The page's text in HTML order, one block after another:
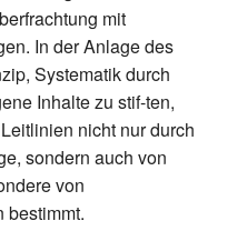
mit
In der Anlage des
Systematik durch
Inhalte zu stif-ten,
nicht nur durch
sondern auch von
von
bestimmt.